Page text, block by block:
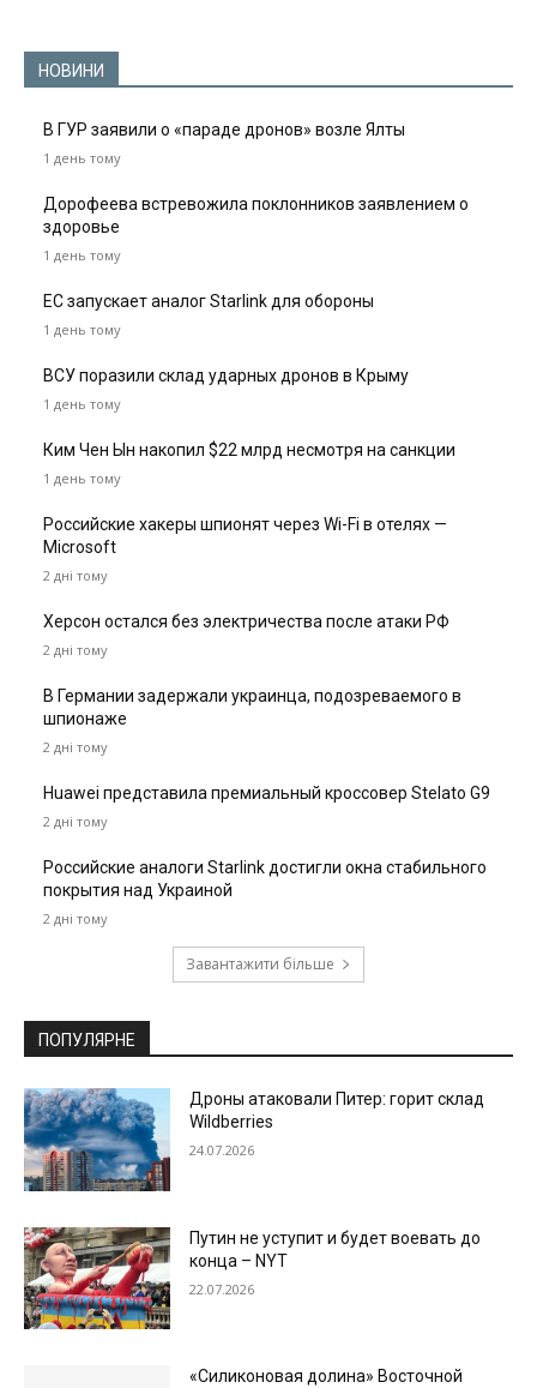
НОВИНИ
В ГУР заявили о «параде дронов» возле Ялты
1 день тому
Дорофеева встревожила поклонников заявлением о
здоровье
1 день тому
ЕС запускает аналог Starlink для обороны
1 день тому
ВСУ поразили склад ударных дронов в Крыму
1 день тому
Ким Чен Ын накопил $22 млрд несмотря на санкции
1 день тому
Российские хакеры шпионят через Wi-Fi в отелях —
Microsoft
2 дні тому
Херсон остался без электричества после атаки РФ
2 дні тому
В Германии задержали украинца, подозреваемого в
шпионаже
2 дні тому
Huawei представила премиальный кроссовер Stelato G9
2 дні тому
Российские аналоги Starlink достигли окна стабильного
покрытия над Украиной
2 дні тому
Завантажити більше
ПОПУЛЯРНЕ
Дроны атаковали Питер: горит склад
Wildberries
24.07.2026
Путин не уступит и будет воевать до
конца – NYT
22.07.2026
«Силиконовая долина» Восточной